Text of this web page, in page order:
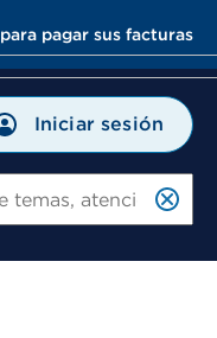
pagar sus facturas
Iniciar sesión